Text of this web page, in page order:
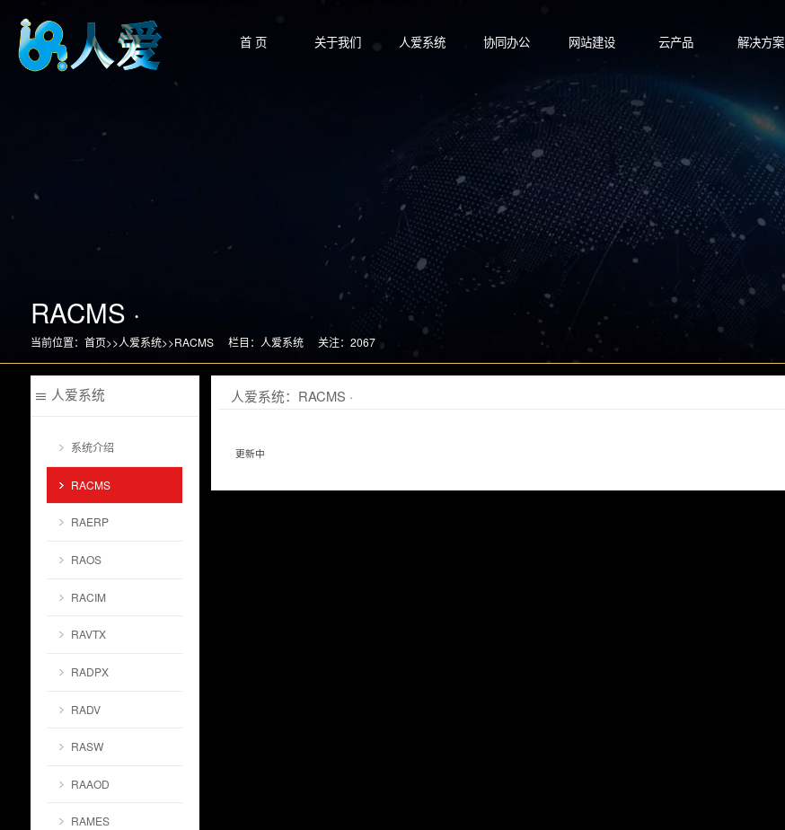
首 页 关于我们 人爱系统 协同办公 网站建设 云产品 解决方案
RACMS ·
当前位置： 首页>>人爱系统>>RACMS 栏目：人爱系统 关注：2067
人爱系统
系统介绍
RACMS
RAERP
RAOS
RACIM
RAVTX
RADPX
RADV
RASW
RAAOD
RAMES
人爱系统：RACMS ·
更新中